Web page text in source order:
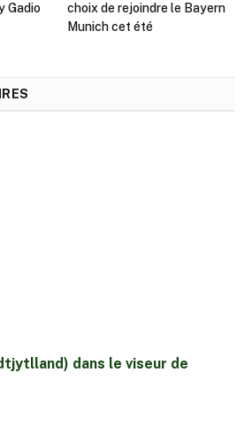
Gadio
choix de rejoindre le Bayern
Munich cet été
dans le viseur de